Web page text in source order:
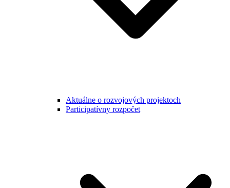
Aktuálne o rozvojových projektoch
Participatívny rozpočet